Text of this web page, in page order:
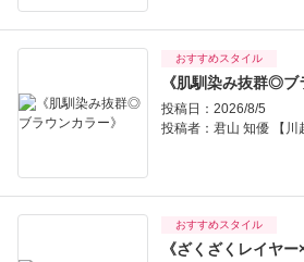
おすすめスタイル
《肌馴染み抜群◎ブ
投稿日：2026/8/5
投稿者： 君山 知優 【川
おすすめスタイル
《ざくざくレイヤー